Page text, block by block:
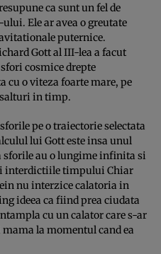
ca sunt un fel de
Ele ar avea o greutate
puternice.
Gott al III-lea a facut
cosmice drepte
cu o viteza foarte mare, pe
in timp.
pe o traiectorie selectata
lui Gott este insa unul
sforile au o lungime infinita si
interdictiile timpului Chiar
nu interzice calatoria in
ideea ca fiind prea ciudata
cu un calator care s-ar
la mo­mentul cand ea